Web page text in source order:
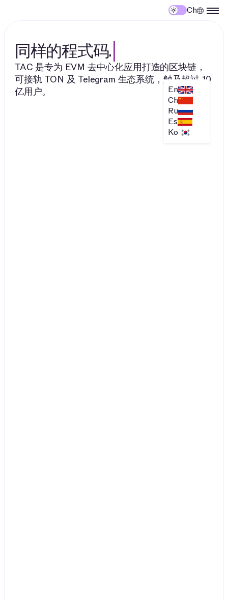
Ch
En
Ch
Ru
Es
Ko
同样的程式码.
TAC 是专为 EVM 去中心化应用打造的区块链，
可接轨 TON 及 Telegram 生态系统，触及超过 10
亿用户。